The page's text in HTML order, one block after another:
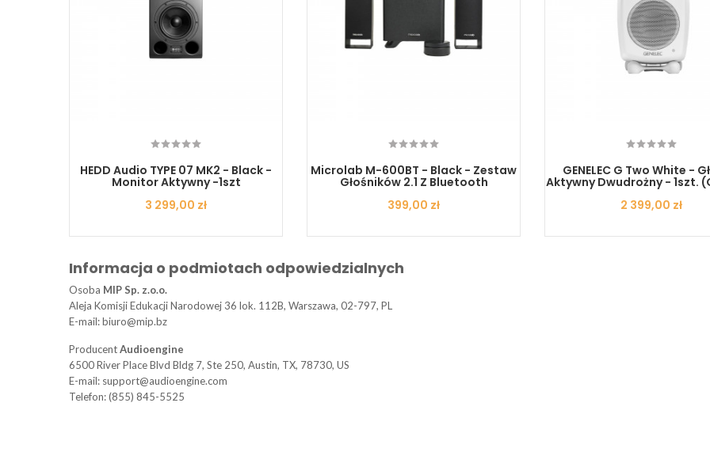
HEDD Audio TYPE 07 MK2 - Black -
Monitor Aktywny -1szt
Cena
3 299,00 zł
Microlab M-600BT - Black - Zestaw
Głośników 2.1 Z Bluetooth
Cena
399,00 zł
GENELEC G Two White -
Aktywny Dwudrożny - 1szt.
Cena
2 399,00 zł
Informacja o podmiotach odpowiedzialnych
Osoba MIP Sp. z.o.o.
Aleja Komisji Edukacji Narodowej 36 lok. 112B, Warszawa, 02-797, PL
E-mail: biuro@mip.bz
ProducentAudioengine
6500 River Place Blvd Bldg 7, Ste 250, Austin, TX, 78730, US
E-mail: support@audioengine.com
Telefon: (855) 845-5525